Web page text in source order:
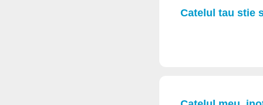
Catelul tau stie